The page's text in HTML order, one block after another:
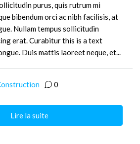
purus, quis rutrum mi
bibendum orci ac nibh facilisis, at
Nullam tempus sollicitudin
erat. Curabitur this is a text
Duis mattis laoreet neque, et...
0
Lire la suite